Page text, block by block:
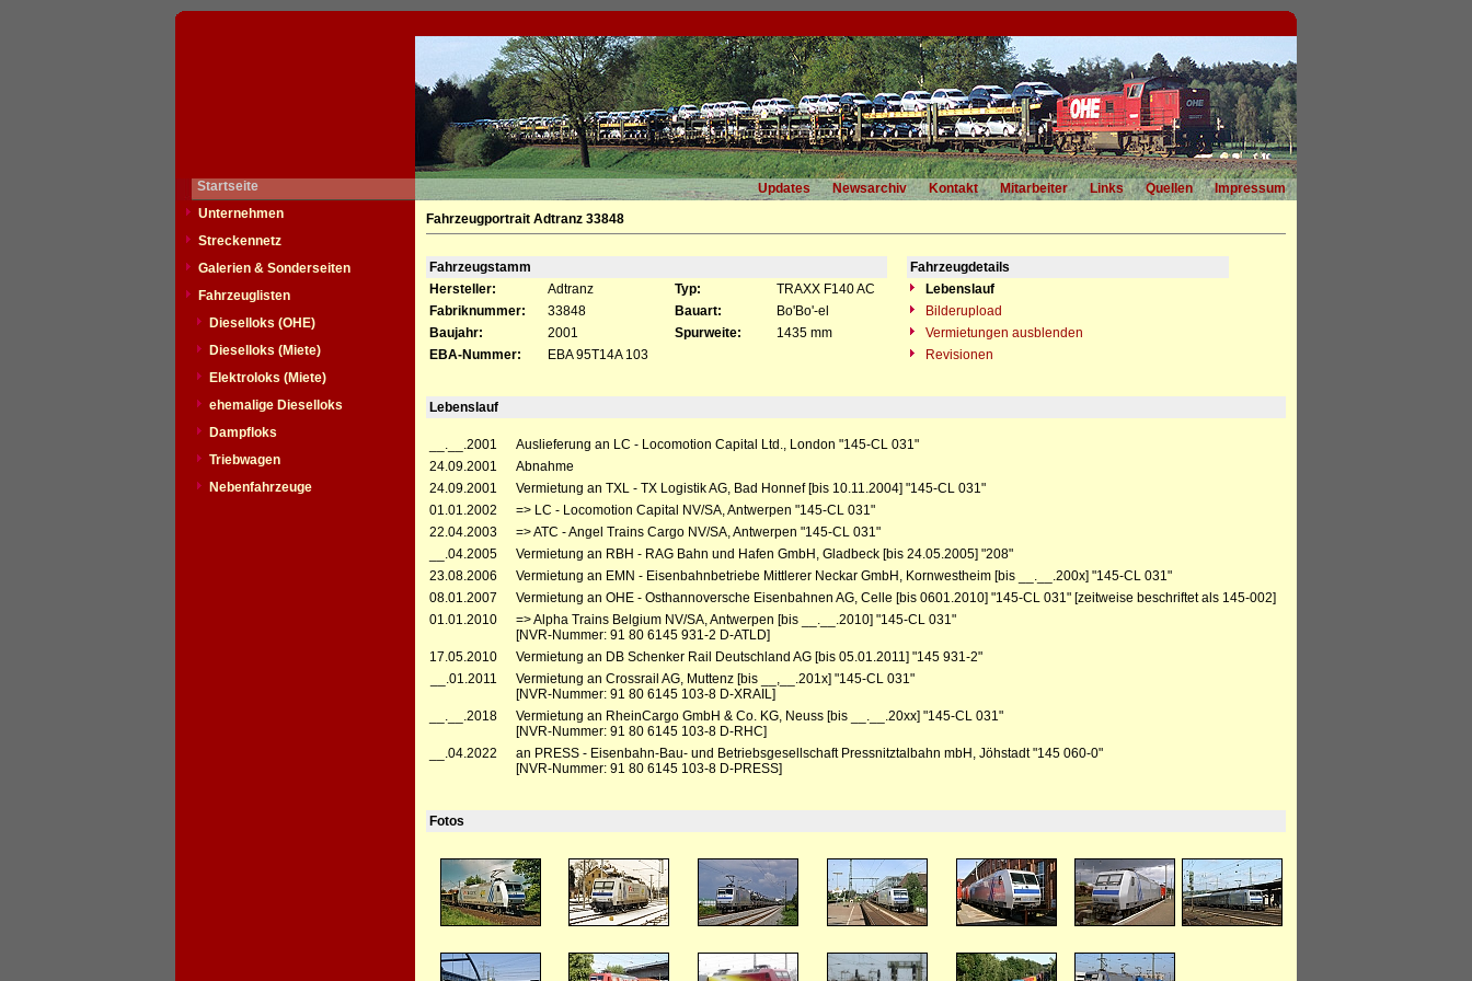
Startseite Updates Newsarchiv Kontakt Mitarbeiter Links Quellen
Impressum
Unternehmen
Streckennetz
Galerien & Sonderseiten
Fahrzeuglisten
Dieselloks (OHE)
Dieselloks (Miete)
Elektroloks (Miete)
ehemalige Dieselloks
Dampfloks
Triebwagen
Nebenfahrzeuge
Fahrzeugportrait Adtranz 33848
Fahrzeugstamm
Fahrzeugdetails
Hersteller:
Adtranz Typ: TRAXX F140 AC
Lebenslauf
Fabriknummer:
33848 Bauart: Bo'Bo'-el
Bilderupload
Baujahr:
2001 Spurweite: 1435 mm
Vermietungen ausblenden
EBA-Nummer:
EBA 95T14A 103 Revisionen
Lebenslauf
__.__.2001
Auslieferung an LC - Locomotion Capital Ltd., London "145-CL 031"
24.09.2001
Abnahme
24.09.2001
Vermietung an TXL - TX Logistik AG, Bad Honnef [bis 10.11.2004] "145-CL 031"
01.01.2002
=> LC - Locomotion Capital NV/SA, Antwerpen "145-CL 031"
22.04.2003
=> ATC - Angel Trains Cargo NV/SA, Antwerpen "145-CL 031"
__.04.2005
Vermietung an RBH - RAG Bahn und Hafen GmbH, Gladbeck [bis 24.05.2005] "208"
23.08.2006
Vermietung an EMN - Eisenbahnbetriebe Mittlerer Neckar GmbH, Kornwestheim [bis __.__.200x] "145-CL 031"
08.01.2007
Vermietung an OHE - Osthannoversche Eisenbahnen AG, Celle [bis 0601.2010] "145-CL 031" [zeitweise beschriftet als 145-002]
01.01.2010
=> Alpha Trains Belgium NV/SA, Antwerpen [bis __.__.2010] "145-CL 031"
[NVR-Nummer: 91 80 6145 931-2 D-ATLD]
17.05.2010
Vermietung an DB Schenker Rail Deutschland AG [bis 05.01.2011] "145 931-2"
__.01.2011
Vermietung an Crossrail AG, Muttenz [bis __,__.201x] "145-CL 031"
[NVR-Nummer: 91 80 6145 103-8 D-XRAIL]
__.__.2018
Vermietung an RheinCargo GmbH & Co. KG, Neuss [bis __.__.20xx] "145-CL 031"
[NVR-Nummer: 91 80 6145 103-8 D-RHC]
__.04.2022
an PRESS - Eisenbahn-Bau- und Betriebsgesellschaft Pressnitztalbahn mbH, Jöhstadt "145 060-0"
[NVR-Nummer: 91 80 6145 103-8 D-PRESS]
Fotos